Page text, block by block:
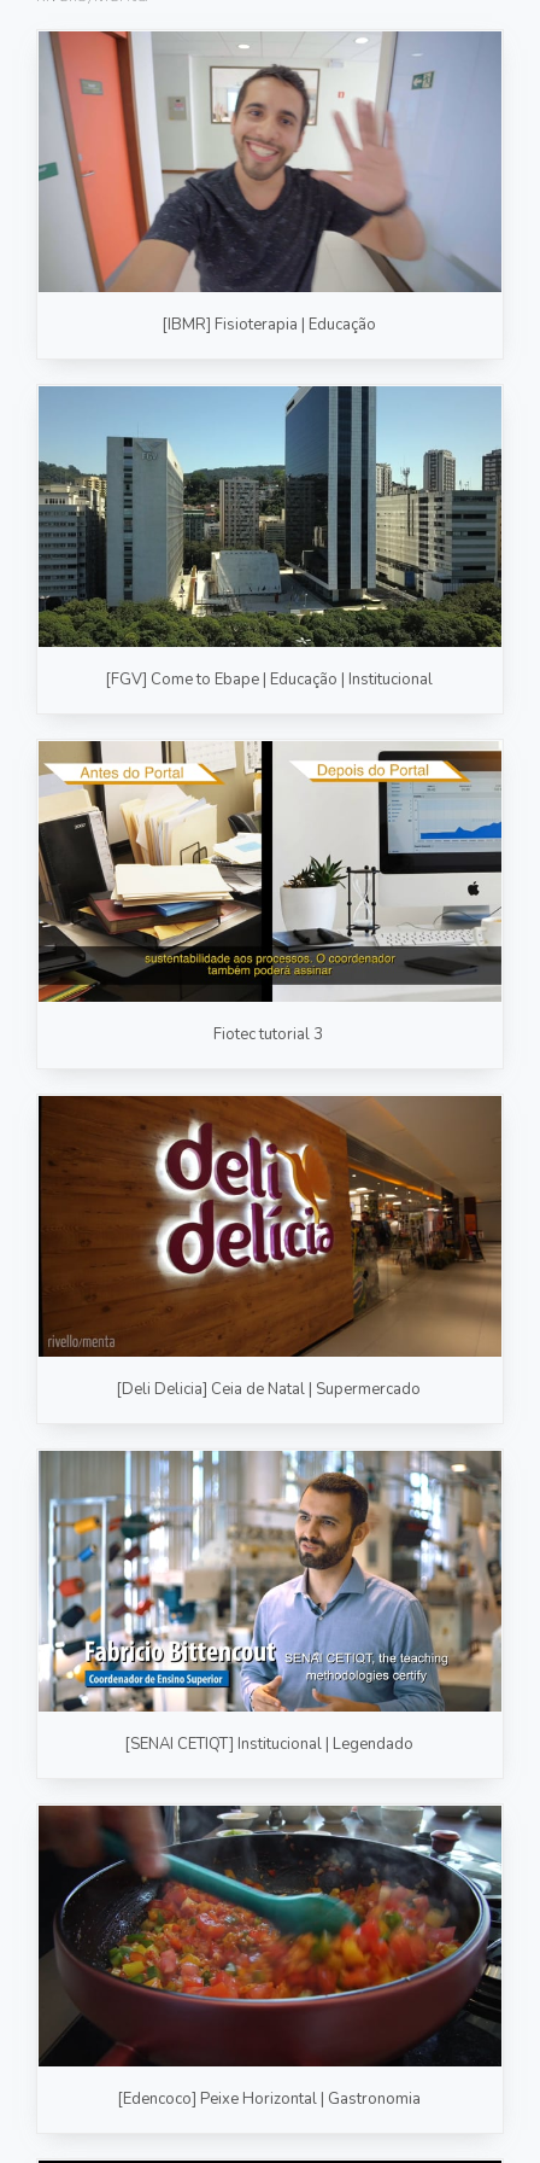
FOTOGRAFIA
PRODUTO/SERVIÇO
GASTRONOMIA
CORPORATIVO
ESTÚDIO
FOTO/VÍDEO
PRODUTO/SERVIÇO
INSTITUCIONAL
[IBMR] Fisioterapia | Educação
[FGV] Come to Ebape | Educação | Institucional
Fiotec tutorial 3
[Deli Delicia] Ceia de Natal | Supermercado
[SENAI CETIQT] Institucional | Legendado
[Edencoco] Peixe Horizontal | Gastronomia